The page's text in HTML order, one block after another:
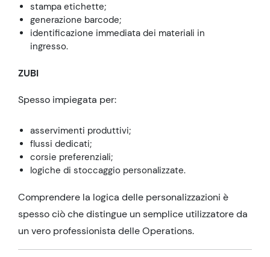
stampa etichette;
generazione barcode;
identificazione immediata dei materiali in
ingresso.
ZUBI
Spesso impiegata per:
asservimenti produttivi;
flussi dedicati;
corsie preferenziali;
logiche di stoccaggio personalizzate.
Comprendere la logica delle personalizzazioni è
spesso ciò che distingue un semplice utilizzatore da
un vero professionista delle Operations.